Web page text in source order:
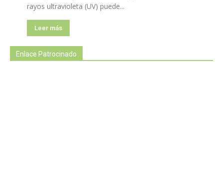
rayos ultravioleta (UV) puede...
Leer más
Enlace Patrocinado